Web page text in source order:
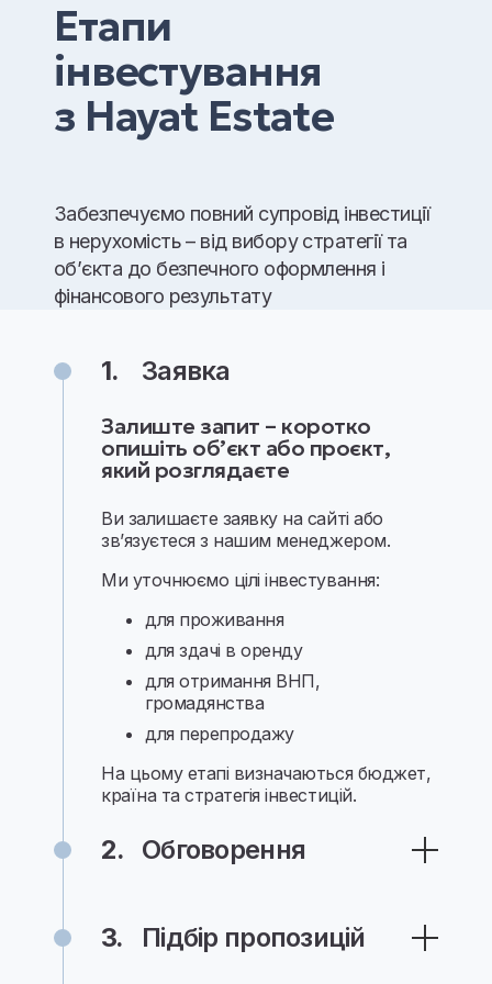
Етапи
інвестування
з Hayat Estate
Забезпечуємо повний супровід інвестиції
в нерухомість – від вибору стратегії та
об’єкта до безпечного оформлення і
фінансового результату
1. Заявка
Залиште запит – коротко
опишіть об’єкт або проєкт,
який розглядаєте
Ви залишаєте заявку на сайті або
зв’язуєтеся з нашим менеджером.
Ми уточнюємо цілі інвестування:
для проживання
для здачі в оренду
для отримання ВНП,
громадянства
для перепродажу
На цьому етапі визначаються бюджет,
країна та стратегія інвестицій.
2. Обговорення
побажання та критерії вибору
3. Підбір пропозицій